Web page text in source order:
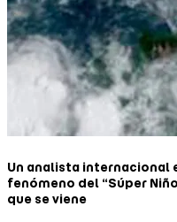
Un analista internacional
fenómeno del “Súper
que se viene